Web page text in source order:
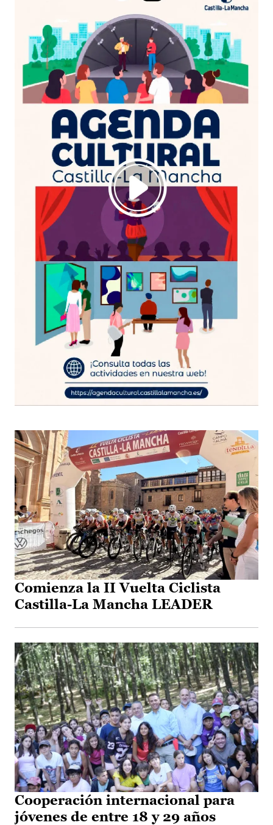
Comienza la II Vuelta Ciclista
Castilla-La Mancha LEADER
Cooperación internacional para
jóvenes de entre 18 y 29 años